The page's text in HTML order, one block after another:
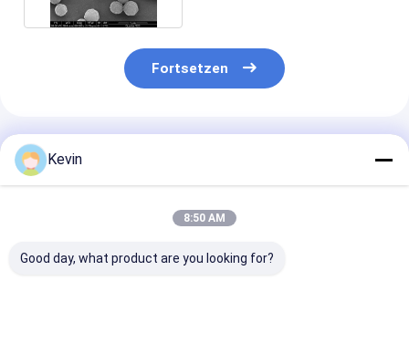
Fortsetzen
Empfohlene Produkte
Kevin
8:50 AM
Good day, what product are you looking for?